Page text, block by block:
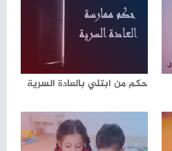
حكم من ابتلي بالعادة السرية